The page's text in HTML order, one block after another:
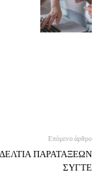
Επόμενο άρθρο
ΠΑΡΑΤΑΞΕΩΝ
ΣΥΓΤΕ